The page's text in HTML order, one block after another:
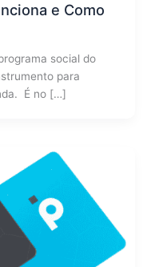
e Como
social do
para
É no […]